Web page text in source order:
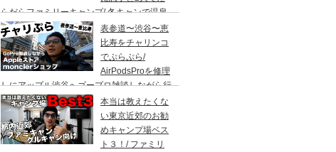
らだらファミリーキャンプ/ 冬キャンで温泉
入って焚き火して超絶楽しかった。大野路キ
ャンプ場は結構いいかも
表参道〜渋谷〜恵
比寿をチャリンコ
でぷらぷら/
AirPodsProを修理
しにアップル渋谷へゴープロ雑談しながら行
ってきます。モンクレールの新型ショップも
行ってみました。
本当は教えたくな
い東京近郊のお勧
めキャンプ場ベス
ト３！/ ファミリ